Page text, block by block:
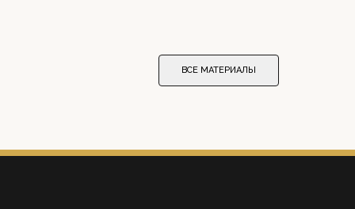
ВСЕ МАТЕРИАЛЫ